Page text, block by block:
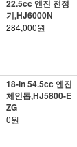
22.5cc 엔진 전정
기,HJ6000N
284,000원
18-in 54.5cc 엔진
체인톱,HJ5800-E
ZG
0원